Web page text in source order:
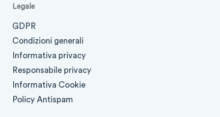
Legale
GDPR
Condizioni generali
Informativa privacy
Responsabile privacy
Informativa Cookie
Policy Antispam